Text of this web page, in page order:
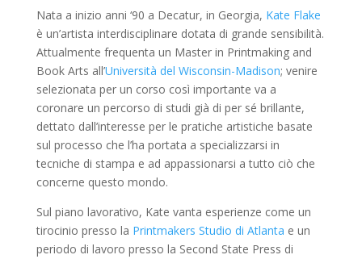
Nata a inizio anni ‘90 a Decatur, in Georgia, Kate Flake
è un’artista interdisciplinare dotata di grande sensibilità.
Attualmente frequenta un Master in Printmaking and
Book Arts all’Università del Wisconsin-Madison; venire
selezionata per un corso così importante va a
coronare un percorso di studi già di per sé brillante,
dettato dall’interesse per le pratiche artistiche basate
sul processo che l’ha portata a specializzarsi in
tecniche di stampa e ad appassionarsi a tutto ciò che
concerne questo mondo.
Sul piano lavorativo, Kate vanta esperienze come un
tirocinio presso la Printmakers Studio di Atlanta e un
periodo di lavoro presso la Second State Press di